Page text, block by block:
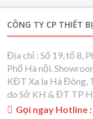
CÔNG TY CP THIẾT
Địa chỉ : Số 19, tổ 8,
Phố Hà nội.
KĐT Xa la Hà Đông,
do Sở KH & ĐT TP
Gọi ngay Hotline